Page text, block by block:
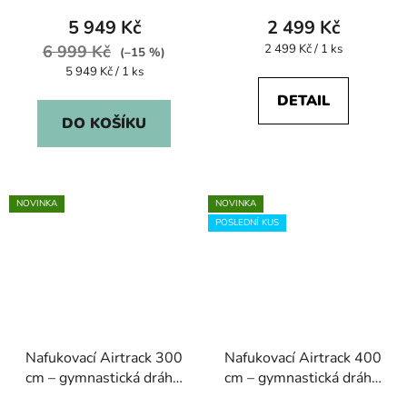
5 949 Kč
6 999 Kč
(–15 %)
Měrná
5 949 Kč / 1 ks
DO KOŠÍKU
2 499 Kč
Měrná
2 499 Kč / 1 ks
DETAIL
NOVINKA
Nafukovací Airtrack 300
cm – gymnastická dráha,
NOVINKA
POSLEDNÍ KUS
Nafukovací Airtrack 400
cm – gymnastická dráha,